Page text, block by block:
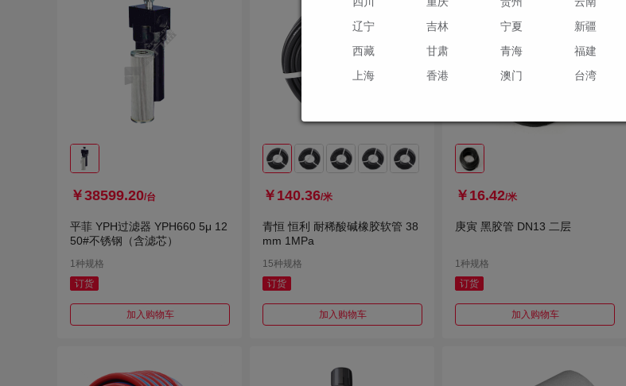
￥38599.20/台
平菲 YPH过滤器 YPH660 5μ 12
50#不锈钢（含滤芯）
1种规格
订货
加入购物车
￥140.36/米
青恒 恒利 耐稀酸碱橡胶软管 38
mm 1MPa
15种规格
订货
加入购物车
￥16.42/米
庚寅 黑胶管 DN13 二层
1种规格
订货
加入购物车
辽宁
吉林 宁夏 新疆
西藏
甘肃 青海 福建
上海
香港 澳门 台湾